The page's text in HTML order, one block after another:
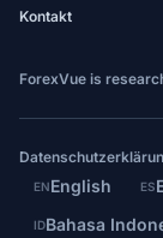
Kontakt
ForexVue is
ENEnglish ES
IDBahasa